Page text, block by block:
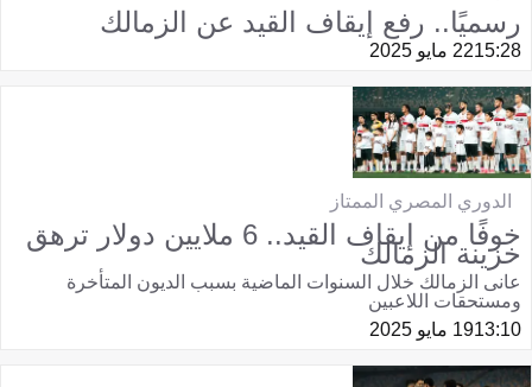
رسميًا.. رفع إيقاف القيد عن الزمالك
15:2822 مايو 2025
الدوري المصري الممتاز
خوفًا من إيقاف القيد.. 6 ملايين دولار ترهق
خزينة الزمالك
عانى الزمالك خلال السنوات الماضية بسبب الديون المتأخرة
ومستحقات اللاعبين
13:1019 مايو 2025